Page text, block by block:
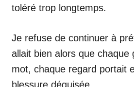
toléré trop longtemps.
Je refuse de continuer à
allait bien alors que chaque
mot, chaque regard portait
blessure déguisée.